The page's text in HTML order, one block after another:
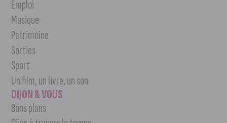
Emploi
Musique
Patrimoine
Sorties
Sport
Un film, un livre, un son
DIJON & VOUS
Bons plans